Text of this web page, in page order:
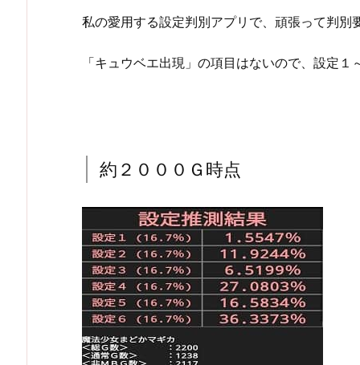
私の愛用する設定判別アプリで、頑張って判別
「キュウベエ出現」の項目はないので、設定１
約２０００Ｇ時点